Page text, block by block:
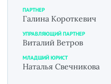
ПАРТНЕР
Галина Короткевич
УПРАВЛЯЮЩИЙ ПАРТНЕР
Виталий Ветров
МЛАДШИЙ ЮРИСТ
Наталья Свечникова